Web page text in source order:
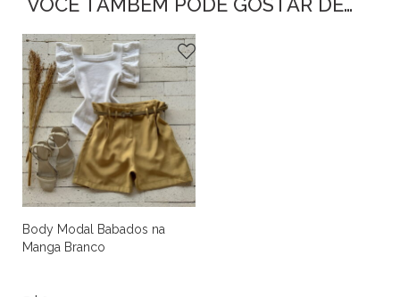
Body Modal Babados na
Manga Branco